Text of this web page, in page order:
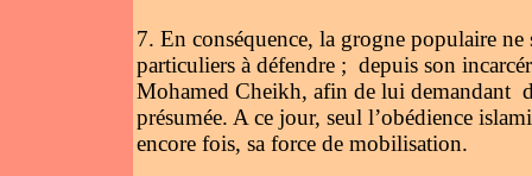
7. En conséquence, la grogne populaire ne
particuliers à défendre ; depuis son
Mohamed Cheikh, afin de lui demandant
présumée. A ce jour, seul l’obédience
encore fois, sa force de mobilisation.